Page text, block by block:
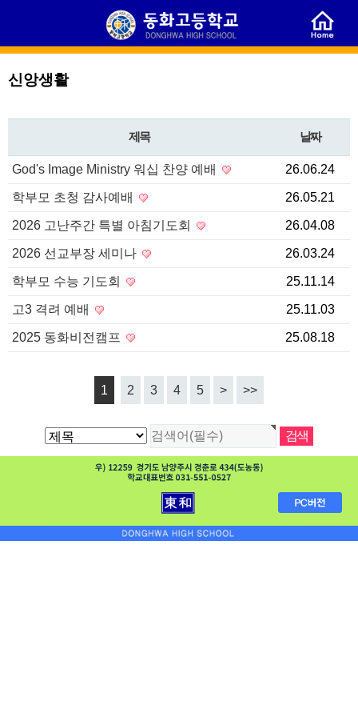
신앙생활
제목 날짜
God's Image Ministry 워십 찬양 예배 26.06.24
학부모 초청 감사예배 26.05.21
2026 고난주간 특별 아침기도회 26.04.08
2026 선교부장 세미나 26.03.24
학부모 수능 기도회 25.11.14
고3 격려 예배 25.11.03
2025 동화비전캠프 25.08.18
1 2 3 4 5 > >>